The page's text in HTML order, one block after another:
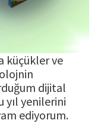
küçükler ve
dijital
yıl yenilerini
ediyorum.